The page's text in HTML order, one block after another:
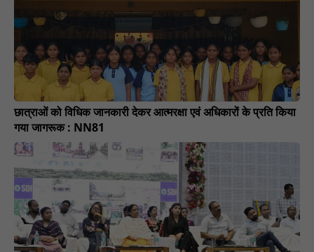
छात्राओं को विधिक जानकारी देकर आत्मरक्षा एवं अधिकारों के प्रति किया
गया जागरूक : NN81